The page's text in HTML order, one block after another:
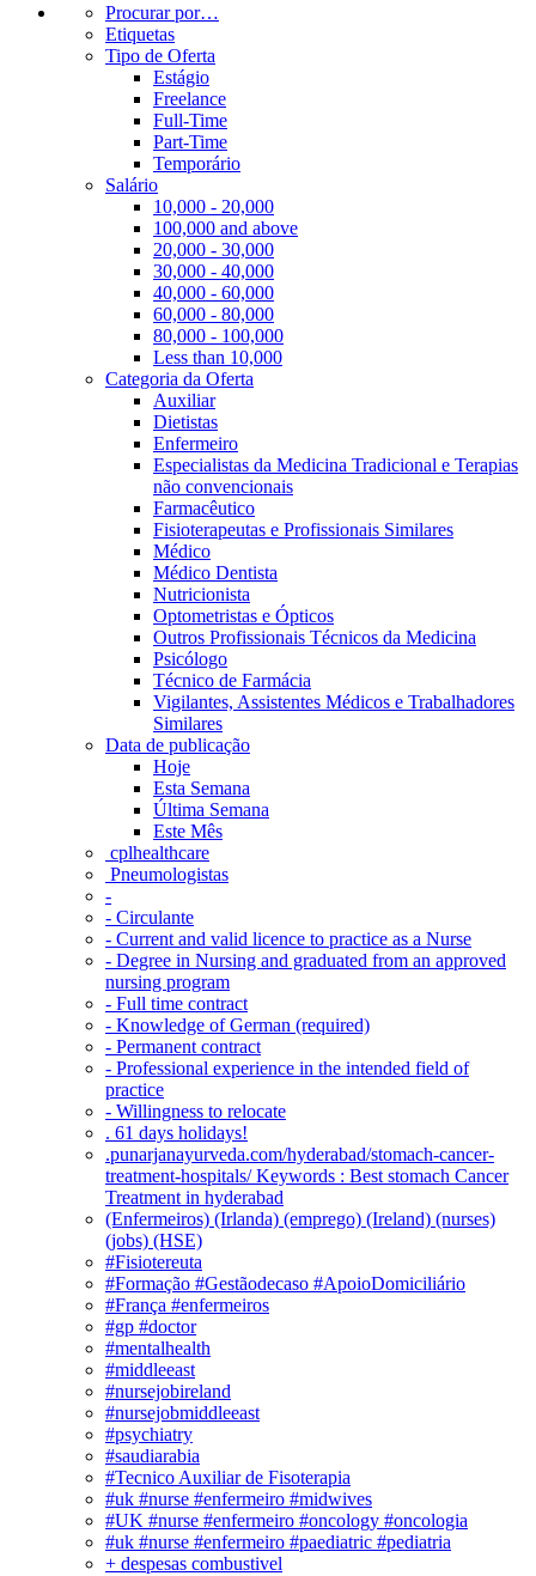
Procurar por…
Etiquetas
Tipo de Oferta
Estágio
Freelance
Full-Time
Part-Time
Temporário
Salário
10,000 - 20,000
100,000 and above
20,000 - 30,000
30,000 - 40,000
40,000 - 60,000
60,000 - 80,000
80,000 - 100,000
Less than 10,000
Categoria da Oferta
Auxiliar
Dietistas
Enfermeiro
Especialistas da Medicina Tradicional e Terapias
não convencionais
Farmacêutico
Fisioterapeutas e Profissionais Similares
Médico
Médico Dentista
Nutricionista
Optometristas e Ópticos
Outros Profissionais Técnicos da Medicina
Psicólogo
Técnico de Farmácia
Vigilantes, Assistentes Médicos e Trabalhadores
Similares
Data de publicação
Hoje
Esta Semana
Última Semana
Este Mês
‎ cplhealthcare‬
Pneumologistas
-
- Circulante
- Current and valid licence to practice as a Nurse
- Degree in Nursing and graduated from an approved
nursing program
- Full time contract
- Knowledge of German (required)
- Permanent contract
- Professional experience in the intended field of
practice
- Willingness to relocate
. 61 days holidays!
.punarjanayurveda.com/hyderabad/stomach-cancer-
treatment-hospitals/ Keywords : Best stomach Cancer
Treatment in hyderabad
(Enfermeiros) (Irlanda) (emprego) (Ireland) (nurses)
(jobs) (HSE)
#Fisiotereuta
#Formação #Gestãodecaso #ApoioDomiciliário
#França #enfermeiros
#gp #doctor
#mentalhealth
#middleeast
#nursejobireland
#nursejobmiddleeast
#psychiatry
#saudiarabia
#Tecnico Auxiliar de Fisoterapia
#uk #nurse #enfermeiro #midwives
#UK #nurse #enfermeiro #oncology #oncologia
#uk #nurse #enfermeiro #paediatric #pediatria
+ despesas combustivel